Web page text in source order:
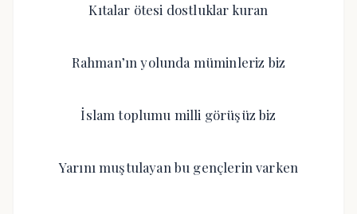
Kıtalar ötesi dostluklar kuran
Rahman’ın yolunda müminleriz biz
İslam toplumu milli görüşüz biz
Yarını muştulayan bu gençlerin varken